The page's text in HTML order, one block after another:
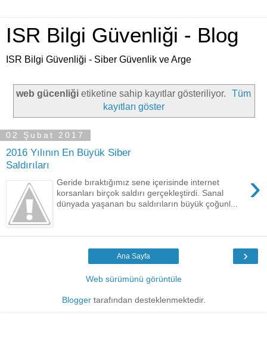
ISR Bilgi Güvenliği - Blog
ISR Bilgi Güvenliği - Siber Güvenlik ve Arge
web gücenliğietiketine sahip kayıtlar gösteriliyor.
Tüm
kayıtları göster
02 Şubat 2017
2016 Yılının En Büyük Siber
Saldırıları
›
Geride bıraktığımız sene içerisinde internet
korsanları birçok saldırı gerçekleştirdi. Sanal
dünyada yaşanan bu saldırıların büyük çoğunl...
›
Ana Sayfa
Web sürümünü görüntüle
Bloggertarafından desteklenmektedir.